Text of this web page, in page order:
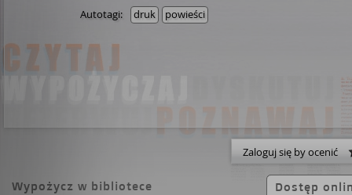
Autotagi: druk powieści
Zaloguj się by ocenić
Wypożycz w bibliotece Dostęp